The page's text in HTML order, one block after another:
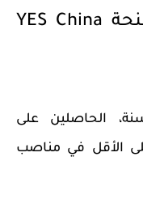
من يمكنه التقديم على منحة YES China
الصينيين تحت سن 45 سنة، الحاصلين على
3 سنوات على الأقل في مناصب